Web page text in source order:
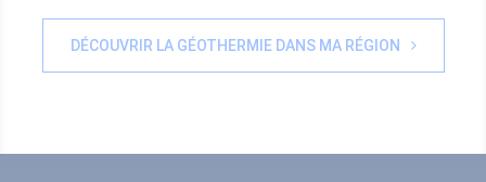
DÉCOUVRIR LA GÉOTHERMIE DANS MA RÉGION